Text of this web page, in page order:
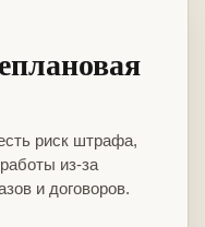
риск штрафа,
из-за
и договоров.